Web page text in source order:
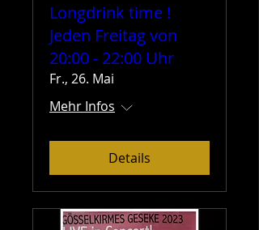
Longdrink time !
Jeden Freitag von
20:00 - 22:00 Uhr
Fr., 26. Mai
Mehr Infos
Details